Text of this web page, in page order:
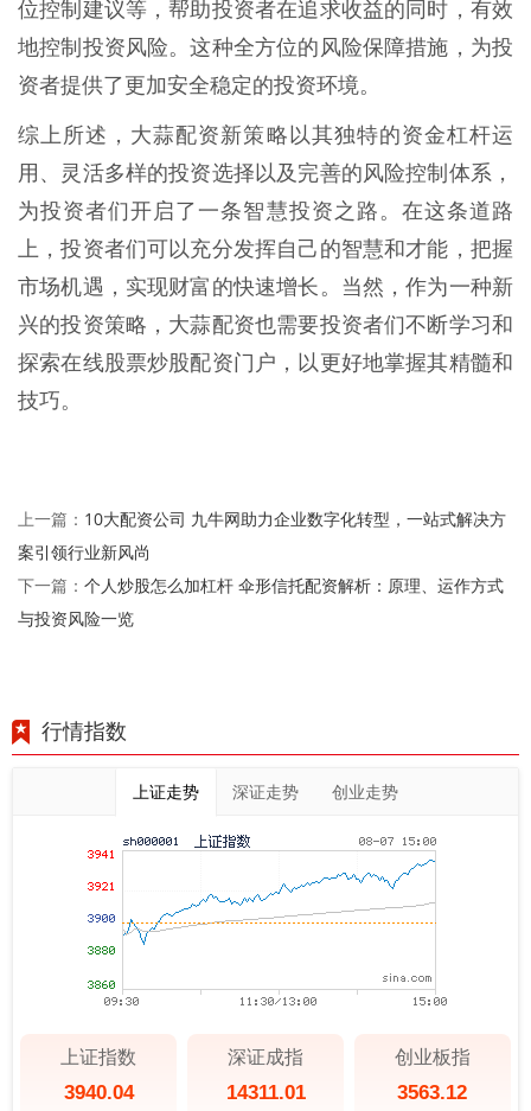
位控制建议等，帮助投资者在追求收益的同时，有效
地控制投资风险。这种全方位的风险保障措施，为投
资者提供了更加安全稳定的投资环境。
综上所述，大蒜配资新策略以其独特的资金杠杆运
用、灵活多样的投资选择以及完善的风险控制体系，
为投资者们开启了一条智慧投资之路。在这条道路
上，投资者们可以充分发挥自己的智慧和才能，把握
市场机遇，实现财富的快速增长。当然，作为一种新
兴的投资策略，大蒜配资也需要投资者们不断学习和
探索在线股票炒股配资门户，以更好地掌握其精髓和
技巧。
上一篇： 10大配资公司 九牛网助力企业数字化转型，一站式解决方
案引领行业新风尚
下一篇： 个人炒股怎么加杠杆 伞形信托配资解析：原理、运作方式
与投资风险一览
行情指数
上证走势 深证走势 创业走势
上证指数
3940.04
深证成指
14311.01
创业板指
3563.12